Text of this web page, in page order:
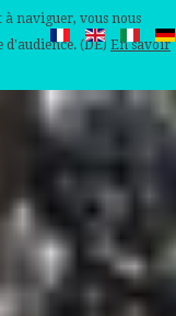
à naviguer, vous nous
d'audience. (DE) En savoir